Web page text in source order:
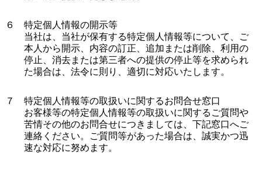
６ 特定個人情報の開示等
当社は、当社が保有する特定個人情報等について、ご
本人から開示、内容の訂正、追加または削除、利用の
停止、消去または第三者への提供の停止等を求められ
た場合は、法令に則り、適切に対応いたします。
７ 特定個人情報等の取扱いに関するお問合せ窓口
お客様等の特定個人情報等の取扱いに関するご質問や
苦情その他のお問合せにつきましては、下記窓口へご
連絡ください。ご質問等があった場合は、誠実かつ迅
速な対応に努めます。